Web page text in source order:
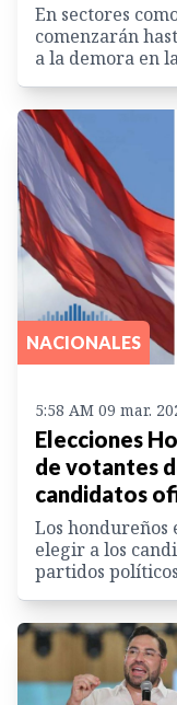
En sectores
comenzarán
a la demora en
NACIONALES
5:58 AM 09 mar.
Elecciones
de votantes
candidatos
Los hondureños
elegir a los
partidos